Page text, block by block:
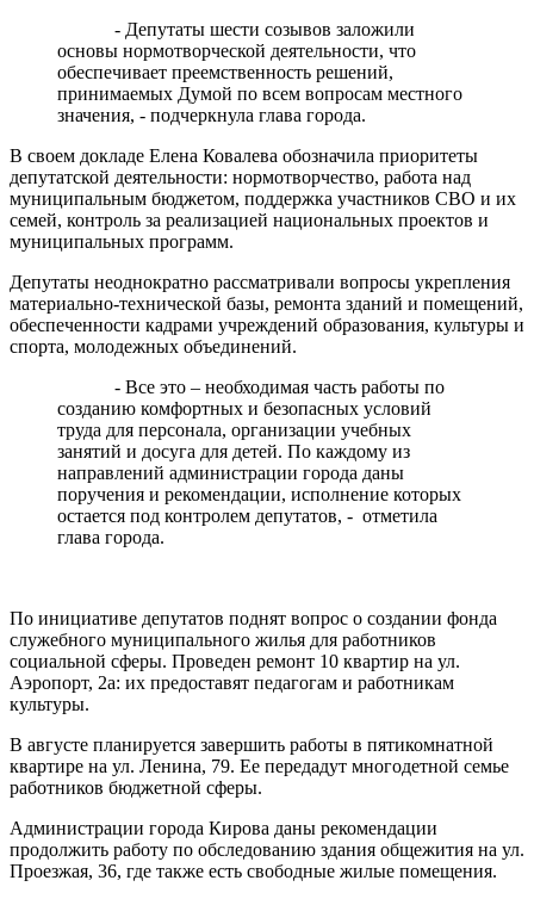
- Депутаты шести созывов заложили
основы нормотворческой деятельности, что
обеспечивает преемственность решений,
принимаемых Думой по всем вопросам местного
значения, - подчеркнула глава города.
В своем докладе Елена Ковалева обозначила приоритеты
депутатской деятельности: нормотворчество, работа над
муниципальным бюджетом, поддержка участников СВО и их
семей, контроль за реализацией национальных проектов и
муниципальных программ.
Депутаты неоднократно рассматривали вопросы укрепления
материально-технической базы, ремонта зданий и помещений,
обеспеченности кадрами учреждений образования, культуры и
спорта, молодежных объединений.
- Все это – необходимая часть работы по
созданию комфортных и безопасных условий
труда для персонала, организации учебных
занятий и досуга для детей. По каждому из
направлений администрации города даны
поручения и рекомендации, исполнение которых
остается под контролем депутатов, - отметила
глава города.
По инициативе депутатов поднят вопрос о создании фонда
служебного муниципального жилья для работников
социальной сферы. Проведен ремонт 10 квартир на ул.
Аэропорт, 2а: их предоставят педагогам и работникам
культуры.
В августе планируется завершить работы в пятикомнатной
квартире на ул. Ленина, 79. Ее передадут многодетной семье
работников бюджетной сферы.
Администрации города Кирова даны рекомендации
продолжить работу по обследованию здания общежития на ул.
Проезжая, 36, где также есть свободные жилые помещения.